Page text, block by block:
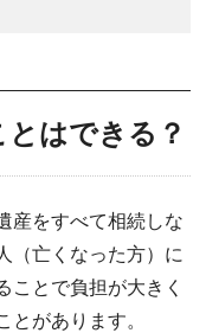
はできる？
産をすべて相続しな
（亡くなった方）に
ことで負担が大きく
とがあります。